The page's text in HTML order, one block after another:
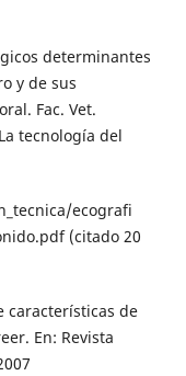
determinantes
y de sus
Fac. Vet.
tecnología del
ecografi
(citado 20
características de
En: Revista